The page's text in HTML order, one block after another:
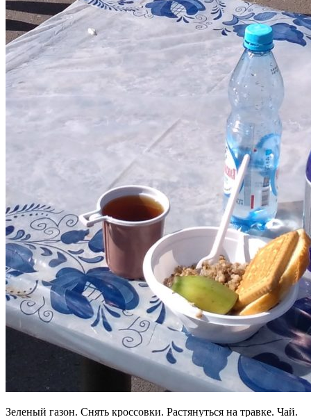
Зеленый газон. Снять кроссовки. Растянуться на травке. Чай.